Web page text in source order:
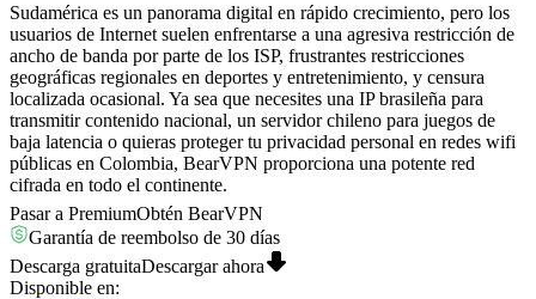
Sudamérica es un panorama digital en rápido crecimiento, pero los
usuarios de Internet suelen enfrentarse a una agresiva restricción de
ancho de banda por parte de los ISP, frustrantes restricciones
geográficas regionales en deportes y entretenimiento, y censura
localizada ocasional. Ya sea que necesites una IP brasileña para
transmitir contenido nacional, un servidor chileno para juegos de
baja latencia o quieras proteger tu privacidad personal en redes wifi
públicas en Colombia, BearVPN proporciona una potente red
cifrada en todo el continente.
Pasar a PremiumObtén BearVPN
Garantía de reembolso de 30 días
Descarga gratuitaDescargar ahora
Disponible en: